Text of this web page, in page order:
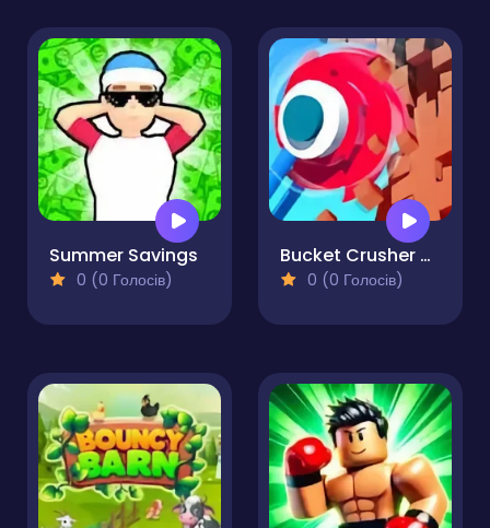
Summer Savings
0 (0 Голосів)
Bucket Crusher ASMR
0 (0 Голосів)